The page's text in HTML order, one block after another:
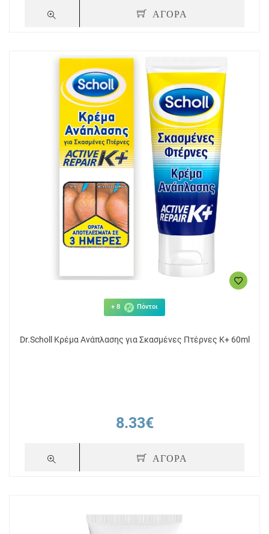
ΑΓΟΡΑ
+ 8 Πόντοι
Dr.Scholl Κρέμα Ανάπλασης για Σκασμένες Πτέρνες K+ 60ml
8.33€
ΑΓΟΡΑ